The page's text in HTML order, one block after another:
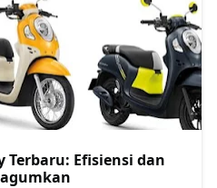
Terbaru: Efisiensi dan